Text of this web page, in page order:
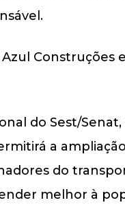
do Sest/
a
do
melhor à